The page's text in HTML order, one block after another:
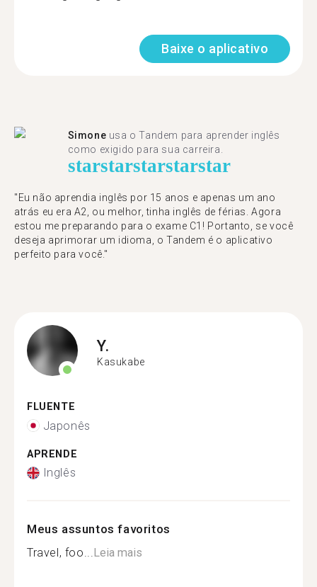
Baixe o aplicativo
Simone usa o Tandem para aprender inglês
como exigido para sua carreira.
starstarstarstarstar
"Eu não aprendia inglês por 15 anos e apenas um ano
atrás eu era A2, ou melhor, tinha inglês de férias. Agora
estou me preparando para o exame C1! Portanto, se você
deseja aprimorar um idioma, o Tandem é o aplicativo
perfeito para você."
Y.
Kasukabe
FLUENTE
Japonês
APRENDE
Inglês
Meus assuntos favoritos
Travel, foo...Leia mais